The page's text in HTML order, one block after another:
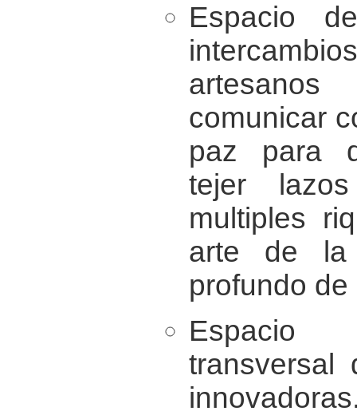
Espacio
comunicar
paz para
tejer
multiples
arte de
profundo
Espacio
transversal